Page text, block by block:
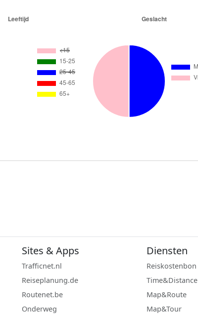
Sites & Apps
Trafficnet.nl
Reiseplanung.de
Routenet.be
Onderweg
Diensten
Reiskostenbon
Time&Distance
Map&Route
Map&Tour